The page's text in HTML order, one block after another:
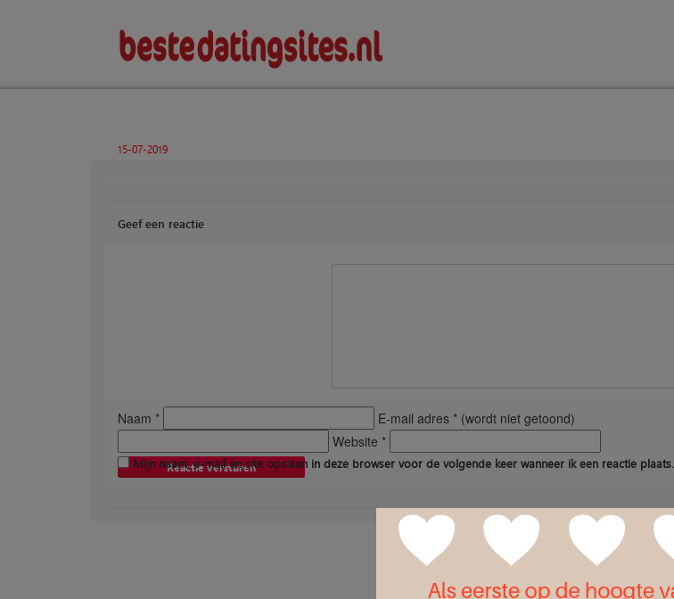
15-07-2019
Geef een reactie
Naam *
E-mail adres * (wordt niet getoond)
Website *
Mijn naam, e-mail en site opslaan in deze browser voor de volgende keer wanneer ik een reactie plaats.